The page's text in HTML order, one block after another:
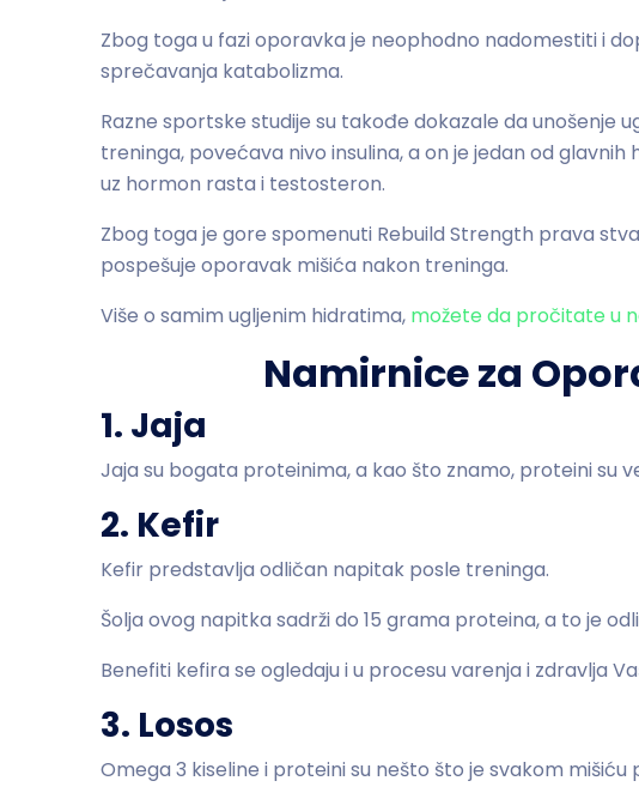
Zbog toga u fazi oporavka je neophodno nadomestiti i
sprečavanja katabolizma.
Razne sportske studije su takođe dokazale da unošenje
treninga, povećava nivo insulina, a on je jedan od
uz hormon rasta i testosteron.
Zbog toga je gore spomenuti Rebuild Strength prava
pospešuje oporavak mišića nakon treninga.
Više o samim ugljenim hidratima, možete da pročitate u
Namirnice za
1. Jaja
Jaja su bogata proteinima, a kao što znamo, proteini su
2. Kefir
Kefir predstavlja odličan napitak posle treninga.
Šolja ovog napitka sadrži do 15 grama proteina, a to je
Benefiti kefira se ogledaju i u procesu varenja i zdravlja
3. Losos
Omega 3 kiseline i proteini su nešto što je svakom mišiću